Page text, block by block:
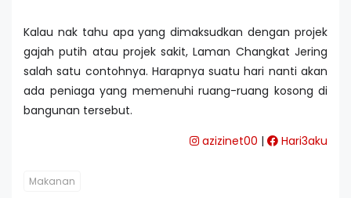
Kalau nak tahu apa yang dimaksudkan dengan projek
gajah putih atau projek sakit, Laman Changkat Jering
salah satu contohnya. Harapnya suatu hari nanti akan
ada peniaga yang memenuhi ruang-ruang kosong di
bangunan tersebut.
azizinet00 | Hari3aku
Makanan